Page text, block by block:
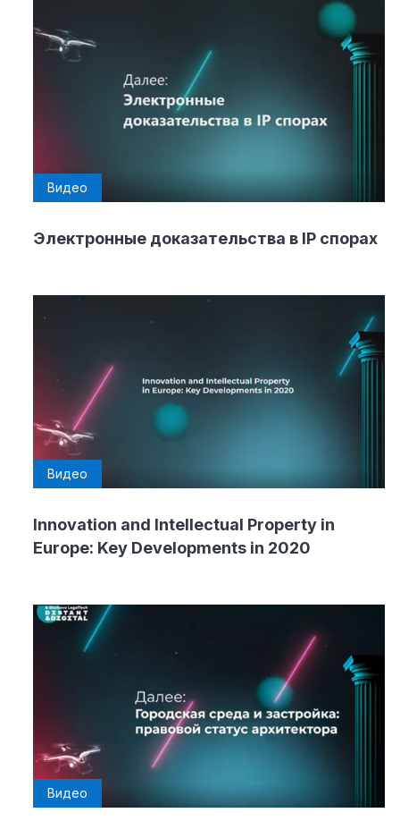
Видео
Электронные доказательства в IP спорах
Видео
Innovation and Intellectual Property in
Europe: Key Developments in 2020
Видео